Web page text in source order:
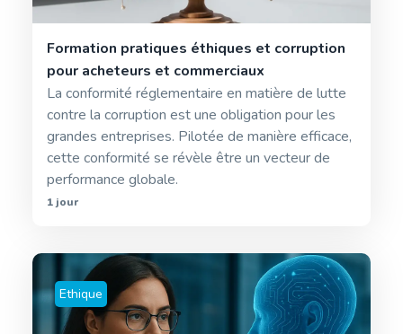
Formation pratiques éthiques et corruption
pour acheteurs et commerciaux
La conformité réglementaire en matière de lutte
contre la corruption est une obligation pour les
grandes entreprises. Pilotée de manière efficace,
cette conformité se révèle être un vecteur de
performance globale.
1 jour
Ethique